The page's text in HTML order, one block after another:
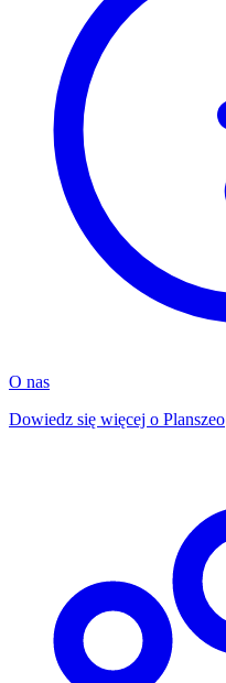
O nas
Dowiedz się więcej o Planszeo